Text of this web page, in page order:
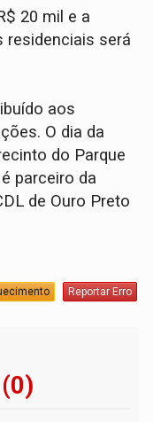
20 mil e a
residenciais será
aos
O dia da
do Parque
parceiro da
de Ouro Preto
Reportar Erro